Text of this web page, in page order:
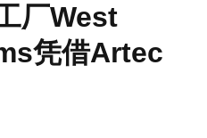
厂West
凭借Artec